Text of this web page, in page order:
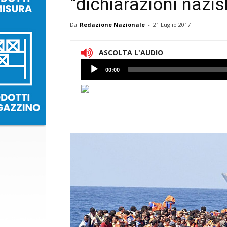
“dichiarazioni
Da Redazione Nazionale - 21 Luglio 2017
ASCOLTA L'AUDIO
Lettore
Audio
00:00